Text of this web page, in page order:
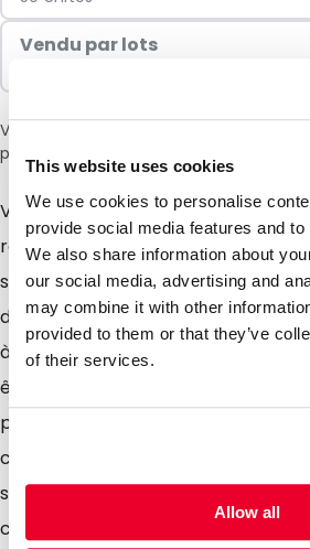
This website uses cookies
We use cookies to personalise
provide social media features and
We also share information about
our social media, advertising and
may combine it with other
provided to them or that they’ve
of their services.
Allow all
Vendu par lots
Veuillez noter: une surtaxe de 6 % sera
paiement en raison de la situation
Vous recherchez un sac au look
respectueux de lenvironnement ?
sont faits pour vous, 100%
de fibre de coton . Ils sadressent
à porter, accessoires, pharmacies,
être également utilisés lors de
promotionnelles, salons,
cotons sont disponibles en 8
sont munies danses solides qui
clientèle de transporter leur